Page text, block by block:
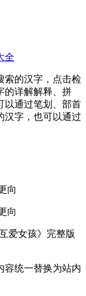
全
索的汉字，点击检
的详解解释、拼
以通过笔划、部首
汉字，也可以通过
向
向
爱女孩》完整版
容统一替换为站内